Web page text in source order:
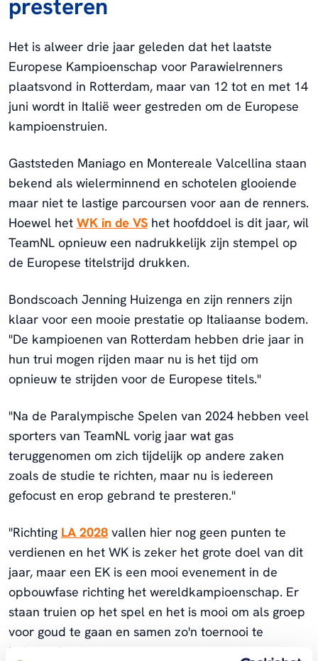
presteren
Het is alweer drie jaar geleden dat het laatste
Europese Kampioenschap voor Parawielrenners
plaatsvond in Rotterdam, maar van 12 tot en met 14
juni wordt in Italië weer gestreden om de Europese
kampioenstruien.
Gaststeden Maniago en Montereale Valcellina staan
bekend als wielerminnend en schotelen glooiende
maar niet te lastige parcoursen voor aan de renners.
Hoewel het WK in de VS het hoofddoel is dit jaar, wil
TeamNL opnieuw een nadrukkelijk zijn stempel op
de Europese titelstrijd drukken.
Bondscoach Jenning Huizenga en zijn renners zijn
klaar voor een mooie prestatie op Italiaanse bodem.
"De kampioenen van Rotterdam hebben drie jaar in
hun trui mogen rijden maar nu is het tijd om
opnieuw te strijden voor de Europese titels."
"Na de Paralympische Spelen van 2024 hebben veel
sporters van TeamNL vorig jaar wat gas
teruggenomen om zich tijdelijk op andere zaken
zoals de studie te richten, maar nu is iedereen
gefocust en erop gebrand te presteren."
"Richting LA 2028 vallen hier nog geen punten te
verdienen en het WK is zeker het grote doel van dit
jaar, maar een EK is een mooi evenement in de
opbouwfase richting het wereldkampioenschap. Er
staan truien op het spel en het is mooi om als groep
voor goud te gaan en samen zo'n toernooi te
beleven."